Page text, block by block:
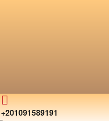
+201091589191